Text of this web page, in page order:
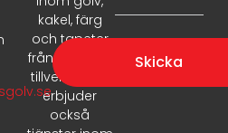
kakel, färg
och tapeter
från ledande
tillverkare. Vi
erbjuder
också
Skicka